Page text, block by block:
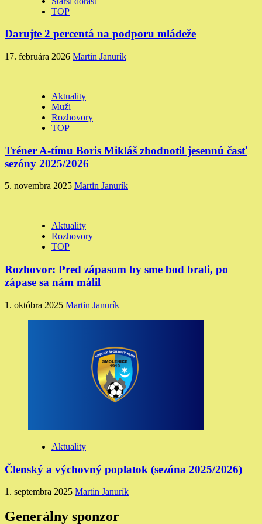
TOP
Darujte 2 percentá na podporu mládeže
17. februára 2026 Martin Janurík
Aktuality
Muži
Rozhovory
TOP
Tréner A-tímu Boris Mikláš zhodnotil jesennú časť
sezóny 2025/2026
5. novembra 2025 Martin Janurík
Aktuality
Rozhovory
TOP
Rozhovor: Pred zápasom by sme bod brali, po
zápase sa nám málil
1. októbra 2025 Martin Janurík
Aktuality
Členský a výchovný poplatok (sezóna 2025/2026)
1. septembra 2025 Martin Janurík
Generálny sponzor